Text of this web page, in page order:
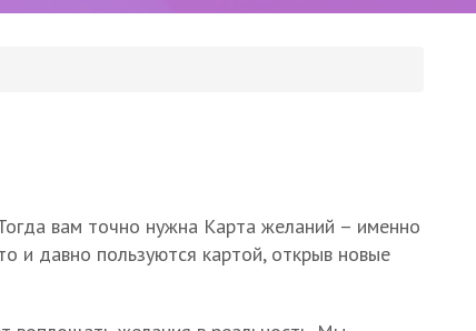
вам точно нужна Карта желаний – именно
и давно пользуются картой, открыв новые